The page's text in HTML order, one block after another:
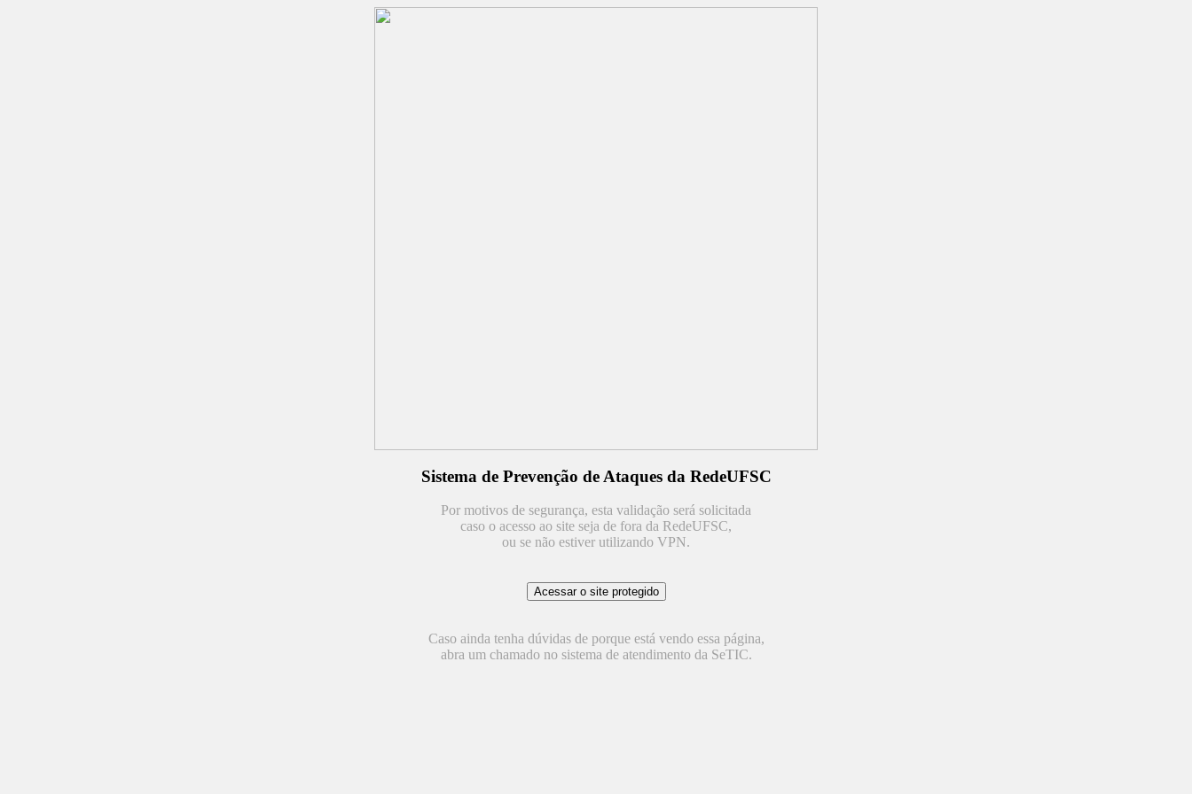
Sistema de Prevenção de Ataques da RedeUFSC
Por motivos de segurança, esta validação será solicitada
caso o acesso ao site seja de fora da RedeUFSC,
ou se não estiver utilizando VPN.
Caso ainda tenha dúvidas de porque está vendo essa página,
abra um chamado no sistema de atendimento da SeTIC.